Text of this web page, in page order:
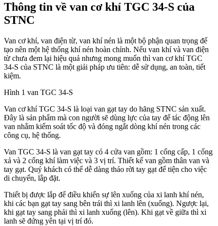
Thông tin về van cơ khí TGC 34-S của
STNC
Van cơ khí, van điện từ, van khí nén là một bộ phận quan trọng để
tạo nên một hệ thống khí nén hoàn chỉnh. Nếu van khí và van điện
từ chưa đem lại hiệu quả nhưng mong muốn thì van cơ khí TGC
34-S của STNC là một giải pháp ưu tiên: dễ sử dụng, an toàn, tiết
kiệm.
Hình 1 van TGC 34-S
Van cơ khí TGC 34-S là loại van gạt tay do hãng STNC sản xuất.
Đây là sản phẩm mà con người sẽ dùng lực của tay để tác động lên
van nhằm kiểm soát tốc độ và đóng ngắt dòng khí nén trong các
công cụ, hệ thống.
Van TGC 34-S là van gạt tay có 4 cửa van gồm: 1 cổng cấp, 1 cổng
xả và 2 cổng khí làm việc và 3 vị trí. Thiết kế van gồm thân van và
tay gạt. Quý khách có thể dễ dàng tháo rời tay gạt để tiện cho việc
di chuyển, lắp đặt.
Thiết bị được lắp để điều khiển sự lên xuống của xi lanh khí nén,
khi các bạn gạt tay sang bên trái thì xi lanh lên (xuống). Ngược lại,
khi gạt tay sang phải thì xi lanh xuống (lên). Khi gạt về giữa thì xi
lanh sẽ đứng yên tại vị trí đó.